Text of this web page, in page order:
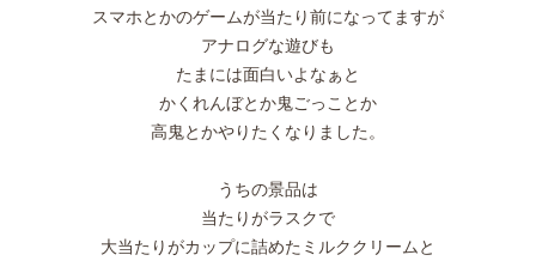
スマホとかのゲームが当たり前になってますが
アナログな遊びも
たまには面白いよなぁと
かくれんぼとか鬼ごっことか
高鬼とかやりたくなりました。
うちの景品は
当たりがラスクで
大当たりがカップに詰めたミルククリームと